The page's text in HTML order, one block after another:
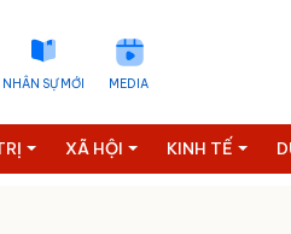
NHÂN SỰ MỚI MEDIA
XÃ HỘI KINH TẾ